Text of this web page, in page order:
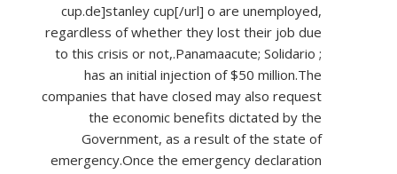
cup.de]stanleycup[/url] o are unemployed,
regardless of whether they lost their job due
to this crisis or not,.Panamaacute; Solidario ;
has an initial injection of $50 million.The
companies that have closed may also request
the economic benefits dictated by the
Government, as a result of the state of
emergency.Once the emergency declaration